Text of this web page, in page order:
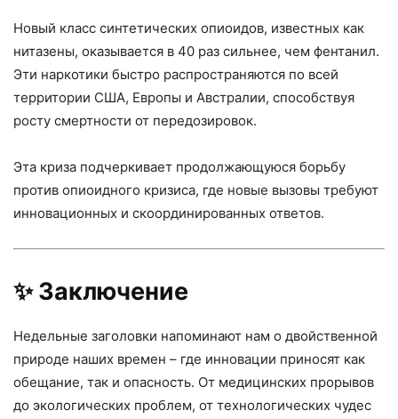
Новый класс синтетических опиоидов, известных как
нитазены, оказывается в 40 раз сильнее, чем фентанил.
Эти наркотики быстро распространяются по всей
территории США, Европы и Австралии, способствуя
росту смертности от передозировок.
Эта криза подчеркивает продолжающуюся борьбу
против опиоидного кризиса, где новые вызовы требуют
инновационных и скоординированных ответов.
✨ Заключение
Недельные заголовки напоминают нам о двойственной
природе наших времен – где инновации приносят как
обещание, так и опасность. От медицинских прорывов
до экологических проблем, от технологических чудес